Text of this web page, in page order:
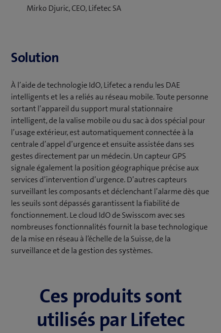
Mirko Djuric, CEO, Lifetec SA
Solution
À l’aide de technologie IdO, Lifetec a rendu les DAE
intelligents et les a reliés au réseau mobile. Toute personne
sortant l’appareil du support mural stationnaire
intelligent, de la valise mobile ou du sac à dos spécial pour
l’usage extérieur, est automatiquement connectée à la
centrale d’appel d’urgence et ensuite assistée dans ses
gestes directement par un médecin. Un capteur GPS
signale également la position géographique précise aux
services d’intervention d’urgence. D’autres capteurs
surveillant les composants et déclenchant l’alarme dès que
les seuils sont dépassés garantissent la fiabilité de
fonctionnement. Le cloud IdO de Swisscom avec ses
nombreuses fonctionnalités fournit la base technologique
de la mise en réseau à l’échelle de la Suisse, de la
surveillance et de la gestion des systèmes.
Ces produits sont
utilisés par Lifetec